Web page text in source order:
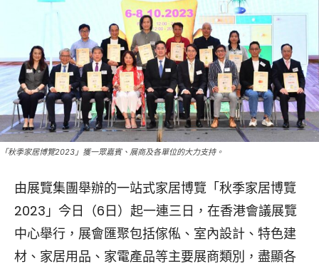
「秋季家居博覽2023」獲一眾嘉賓、展商及各單位的大力支持。
由展覽集團舉辦的一站式家居博覽「秋季家居博覽
2023」今日（6日）起一連三日，在香港會議展覽
中心舉行，展會匯聚包括傢俬、室內設計、特色建
材、家居用品、家電產品等主要展商類別，盡顯各